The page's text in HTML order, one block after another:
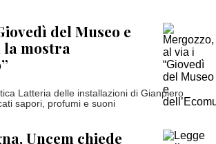
del Museo e
la mostra
Latteria delle installazioni di Gianpiero
sapori, profumi e suoni
Uncem chiede